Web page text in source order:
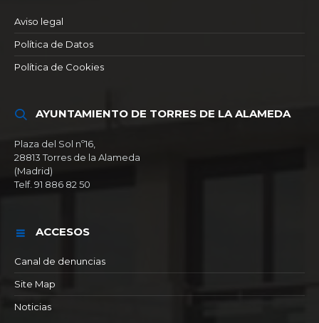
Aviso legal
Política de Datos
Política de Cookies
AYUNTAMIENTO DE TORRES DE LA ALAMEDA
Plaza del Sol nº16,
28813 Torres de la Alameda
(Madrid)
Telf. 91 886 82 50
ACCESOS
Canal de denuncias
Site Map
Noticias